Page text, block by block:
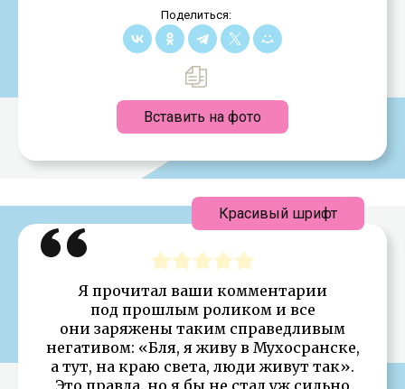
Поделиться:
Вставить на фото
Я прочитал ваши комментарии
под прошлым роликом и все
они заряжены таким справедливым
негативом: «Бля, я живу в Мухосранске,
а тут, на краю света, люди живут так».
Это правда, но я бы не стал уж сильно
Красивый шрифт